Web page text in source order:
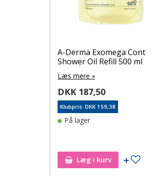
A-Derma Exomega Cont
Shower Oil Refill 500 ml
Læs mere »
DKK 187,50
Klubpris: DKK 159,38
På lager
Læg i kurv Tilføj